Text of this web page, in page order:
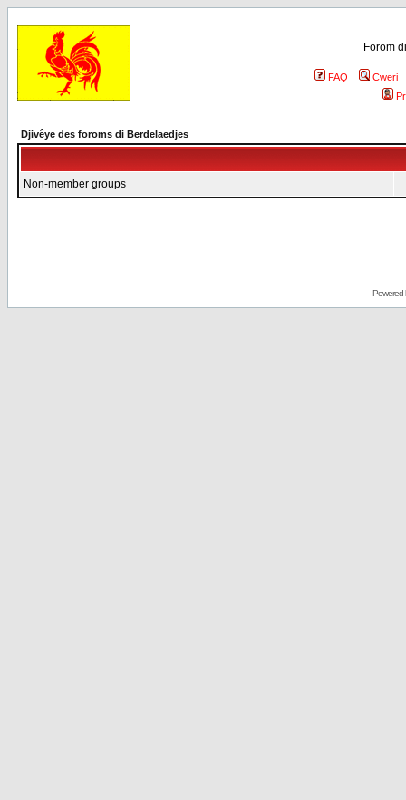
Forom
FAQ
Cweri
Djivêye des foroms di Berdelaedjes
Non-member groups
Powered